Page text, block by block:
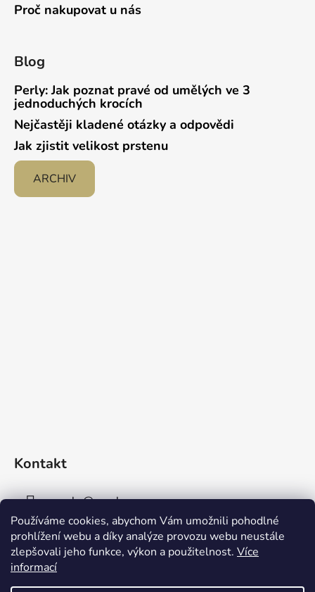
Používáme cookies, abychom Vám umožnili pohodlné
prohlížení webu a díky analýze provozu webu neustále
zlepšovali jeho funkce, výkon a použitelnost. Více
informací
Proč nakupovat u nás
Blog
Perly: Jak poznat pravé od umělých ve 3
jednoduchých krocích
Nejčastěji kladené otázky a odpovědi
Jak zjistit velikost prstenu
ARCHIV
Kontakt
sperky@sperky-nm.cz
+420 737 11 00 33